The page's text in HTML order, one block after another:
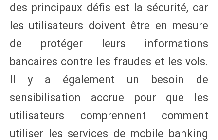
des principaux défis est la sécurité, car
les utilisateurs doivent être en mesure
de protéger leurs informations
bancaires contre les fraudes et les vols.
Il y a également un besoin de
sensibilisation accrue pour que les
utilisateurs comprennent comment
utiliser les services de mobile banking